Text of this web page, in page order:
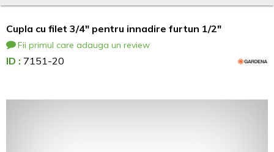
Cupla cu filet 3/4" pentru innadire furtun 1/2"
Fii primul care adauga un review
ID : 7151-20